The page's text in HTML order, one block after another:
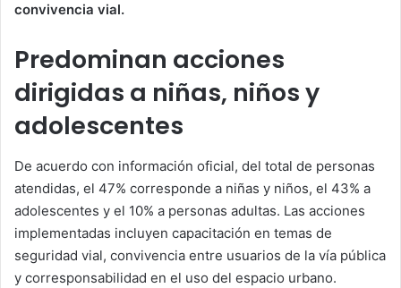
convivencia vial.
Predominan acciones
dirigidas a niñas, niños y
adolescentes
De acuerdo con información oficial, del total de personas
atendidas, el 47% corresponde a niñas y niños, el 43% a
adolescentes y el 10% a personas adultas. Las acciones
implementadas incluyen capacitación en temas de
seguridad vial, convivencia entre usuarios de la vía pública
y corresponsabilidad en el uso del espacio urbano.